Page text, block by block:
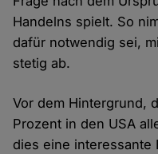
Handelns spielt. So
dafür notwendig sei,
stetig ab.
Vor dem Hintergrund,
Prozent in den USA
dies eine interessante